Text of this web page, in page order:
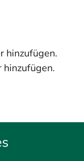
hinzufügen.
hinzufügen.